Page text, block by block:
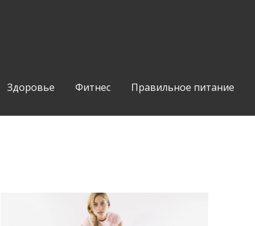
Здоровье Фитнес Правильное питание